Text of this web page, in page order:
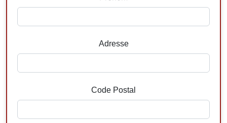
Adresse
Code Postal